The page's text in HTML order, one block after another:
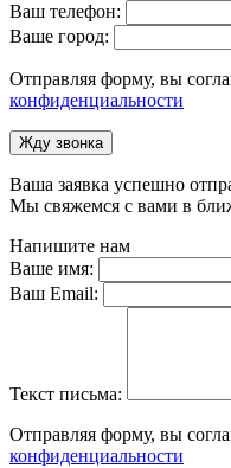
Ваш телефон:
Ваше город:
Отправляя форму, вы
конфиденциальности
Жду звонка
Ваша заявка успешно
Мы свяжемся с вами в
Напишите нам
Ваше имя:
Ваш Email:
Текст письма:
Отправляя форму, вы
конфиденциальности